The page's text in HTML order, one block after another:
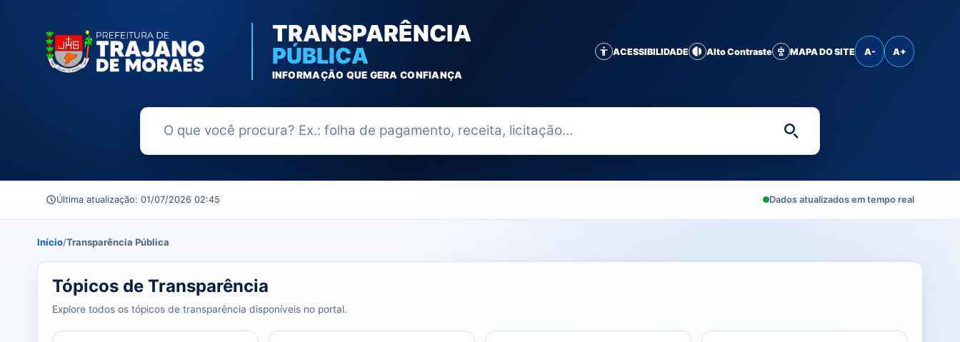
TRANSPARÊNCIA
PÚBLICA
INFORMAÇÃO QUE GERA CONFIANÇA
ACESSIBILIDADE Alto Contraste MAPA DO SITE A- A+
Buscar no Portal da Transparência Digite uma palavra-
Última atualização: 01/07/2026 02:45 Dados atualizados em tempo real
Início/Transparência Pública
39 tópicos carregados do banco de dados.
Tópicos de Transparência
Explore todos os tópicos de transparência disponíveis no portal.